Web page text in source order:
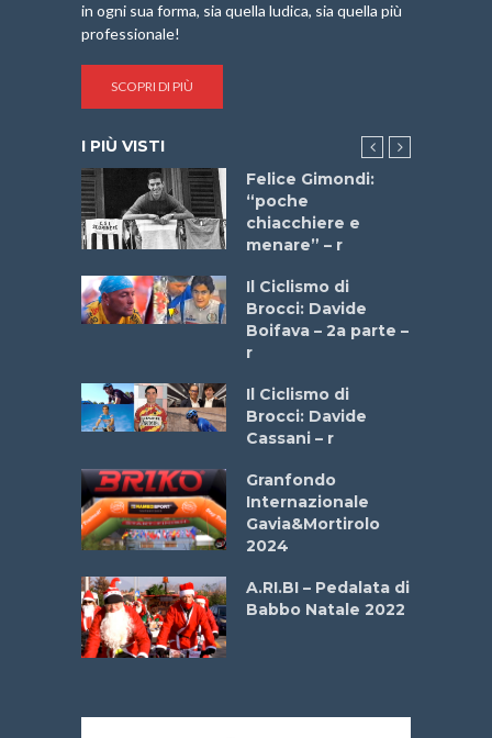
in ogni sua forma, sia quella ludica, sia quella più
professionale!
SCOPRI DI PIÙ
I PIÙ VISTI
Felice Gimondi:
“poche
chiacchiere e
menare” – r
Il Ciclismo di
Brocci: Davide
Boifava – 2a parte –
r
Il Ciclismo di
Brocci: Davide
Cassani – r
Granfondo
Internazionale
Gavia&Mortirolo
2024
A.RI.BI – Pedalata di
Babbo Natale 2022